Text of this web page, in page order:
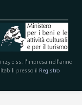
125 e ss. l'impresa nell'anno
presso il Registro